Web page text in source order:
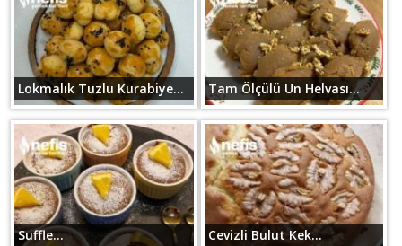
Lokmalık Tuzlu Kurabiye... Tam Ölçülü Un Helvası...
Suffle... Cevizli Bulut Kek...